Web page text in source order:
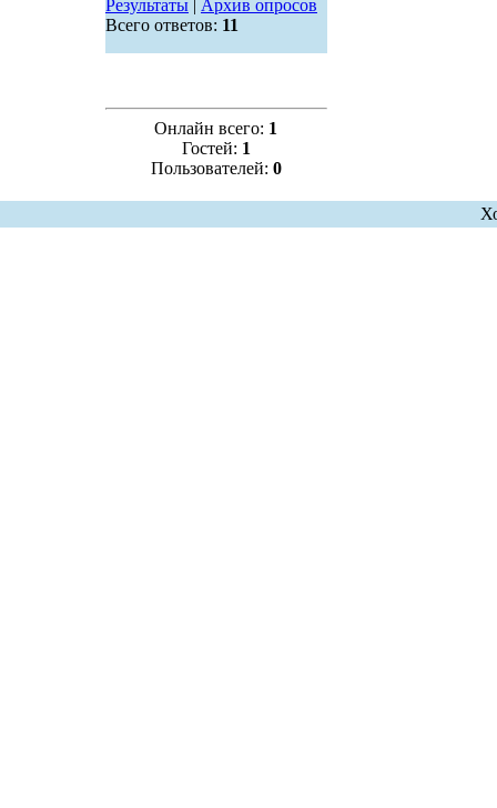
Результаты| Архив опросов
Всего ответов: 11
Онлайн всего: 1
Гостей: 1
Пользователей: 0